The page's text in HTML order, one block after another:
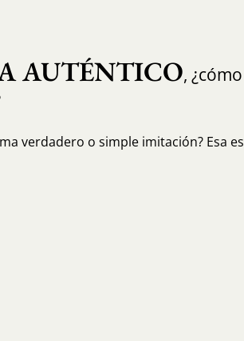
AUTÉNTICO, ¿cómo
verdadero o simple imitación? Esa es